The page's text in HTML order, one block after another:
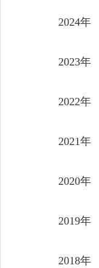
2024年
2023年
2022年
2021年
2020年
2019年
2018年